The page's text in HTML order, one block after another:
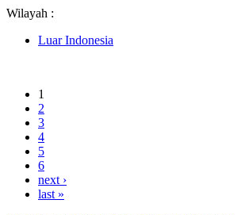
Wilayah :
Luar Indonesia
1
2
3
4
5
6
next ›
last »